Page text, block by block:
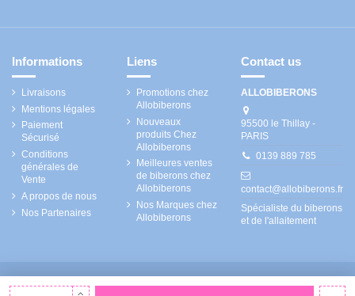
Informations
Livraisons
Mentions légales
Paiement
Sécurisé
Conditions
générales de
Vente
A propos de nous
Nos Partenaires
Liens
Promotions chez
Allobiberons
Nouveaux
produits Chez
Allobiberons
Meilleures ventes
de biberons chez
Allobiberons
Nos Marques chez
Allobiberons
Contact us
ALLOBIBERONS
95500 le Thillay -
PARIS
0139 889 785
contact@allobiberons.fr
Spécialiste du biberons
et de l'allaitement
Allobiberons2026 propulsé parBGR DIGITAL